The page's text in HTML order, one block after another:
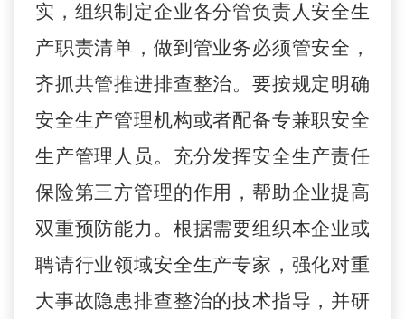
实，组织制定企业各分管负责人安全生
产职责清单，做到管业务必须管安全，
齐抓共管推进排查整治。要按规定明确
安全生产管理机构或者配备专兼职安全
生产管理人员。充分发挥安全生产责任
保险第三方管理的作用，帮助企业提高
双重预防能力。根据需要组织本企业或
聘请行业领域安全生产专家，强化对重
大事故隐患排查整治的技术指导，并研